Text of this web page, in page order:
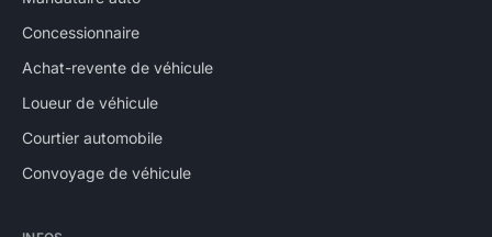
Concessionnaire
Achat-revente de véhicule
Loueur de véhicule
Courtier automobile
Convoyage de véhicule